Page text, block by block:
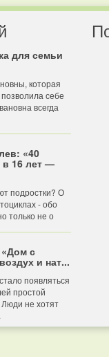
для семьи
которая
себе
всегда
«40
в 16 лет —
подростки? О
- обо
только не о
«Дом с
и нат...
появляться
простой
не хотят